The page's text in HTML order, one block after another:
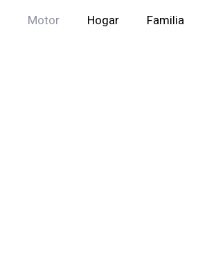
Motor Hogar Familia